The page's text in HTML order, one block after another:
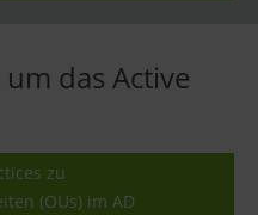
das Active
zu
(OUs) im AD